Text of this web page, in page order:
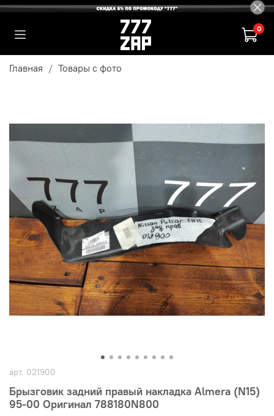
0
Главная Товары с фото
арт. 021900
Брызговик задний правый накладка Almera (N15)
95-00 Оригинал 788180N800